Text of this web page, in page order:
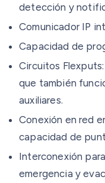
detección y
Comunicador IP
Capacidad de
Circuitos
que también
auxiliares.
Conexión en red
capacidad de
Interconexión
emergencia y